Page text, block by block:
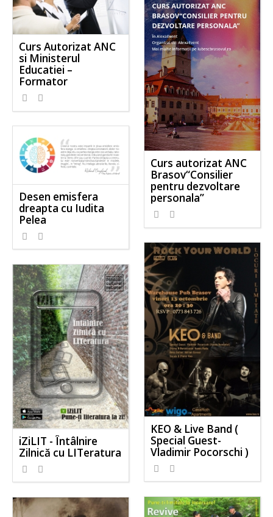
Curs Autorizat ANC
si Ministerul
Educatiei –
Formator
Curs autorizat ANC
Brasov“Consilier
pentru dezvoltare
personala”
Desen emisfera
dreapta cu Iudita
Pelea
KEO & Live Band (
Special Guest-
Vladimir Pocorschi )
iZiLIT - Întâlnire
Zilnică cu LITeratura